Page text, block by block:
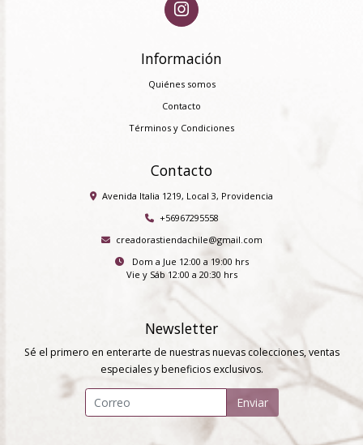
Información
Quiénes somos
Contacto
Términos y Condiciones
Contacto
Avenida Italia 1219, Local 3, Providencia
+56967295558
creadorastiendachile@gmail.com
Dom a Jue 12:00 a 19:00 hrs
Vie y Sáb 12:00 a 20:30 hrs
Newsletter
Sé el primero en enterarte de nuestras nuevas colecciones, ventas
especiales y beneficios exclusivos.
Enviar